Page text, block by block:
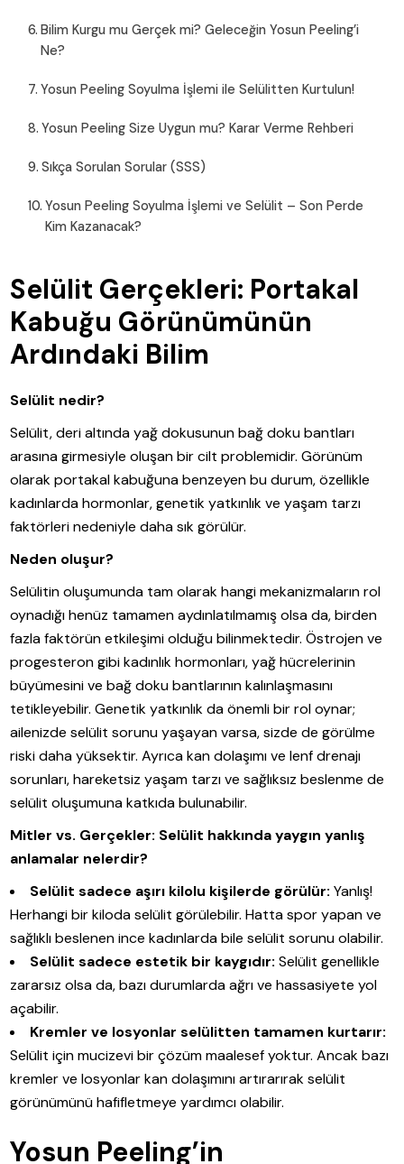
Bilim Kurgu mu Gerçek mi? Geleceğin Yosun Peeling’i
Ne?
Yosun Peeling Soyulma İşlemi ile Selülitten Kurtulun!
Yosun Peeling Size Uygun mu? Karar Verme Rehberi
Sıkça Sorulan Sorular (SSS)
Yosun Peeling Soyulma İşlemi ve Selülit – Son Perde
Kim Kazanacak?
Selülit Gerçekleri: Portakal
Kabuğu Görünümünün
Ardındaki Bilim
Selülit nedir?
Selülit, deri altında yağ dokusunun bağ doku bantları
arasına girmesiyle oluşan bir cilt problemidir. Görünüm
olarak portakal kabuğuna benzeyen bu durum, özellikle
kadınlarda hormonlar, genetik yatkınlık ve yaşam tarzı
faktörleri nedeniyle daha sık görülür.
Neden oluşur?
Selülitin oluşumunda tam olarak hangi mekanizmaların rol
oynadığı henüz tamamen aydınlatılmamış olsa da, birden
fazla faktörün etkileşimi olduğu bilinmektedir. Östrojen ve
progesteron gibi kadınlık hormonları, yağ hücrelerinin
büyümesini ve bağ doku bantlarının kalınlaşmasını
tetikleyebilir. Genetik yatkınlık da önemli bir rol oynar;
ailenizde selülit sorunu yaşayan varsa, sizde de görülme
riski daha yüksektir. Ayrıca kan dolaşımı ve lenf drenajı
sorunları, hareketsiz yaşam tarzı ve sağlıksız beslenme de
selülit oluşumuna katkıda bulunabilir.
Mitler vs. Gerçekler: Selülit hakkında yaygın yanlış
anlamalar nelerdir?
Selülit sadece aşırı kilolu kişilerde görülür: Yanlış!
Herhangi bir kiloda selülit görülebilir. Hatta spor yapan ve
sağlıklı beslenen ince kadınlarda bile selülit sorunu olabilir.
Selülit sadece estetik bir kaygıdır: Selülit genellikle
zararsız olsa da, bazı durumlarda ağrı ve hassasiyete yol
açabilir.
Kremler ve losyonlar selülitten tamamen kurtarır:
Selülit için mucizevi bir çözüm maalesef yoktur. Ancak bazı
kremler ve losyonlar kan dolaşımını artırarırak selülit
görünümünü hafifletmeye yardımcı olabilir.
Yosun Peeling’in